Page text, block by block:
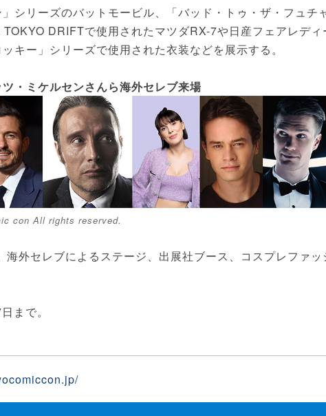
シリーズのバットモービル、「バッド・トゥ・ザ・フュチ
DRIFTで使用されたマツダRX-7や日産フェアレディ
キー」シリーズで使用された衣装などを展示する。
・ミケルセンさんら海外セレブ来場
con All rights reserved.
外セレブによるステージ、出展社ブース、コスプレファッ
まで。